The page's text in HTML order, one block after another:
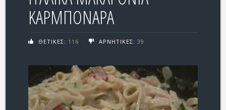
ΚΑΡΜΠΟΝΑΡΑ
ΘΕΤΙΚΕΣ: 116 ΑΡΝΗΤΙΚΕΣ: 39